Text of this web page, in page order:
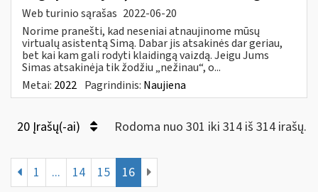
Web turinio sąrašas 2022-06-20
Norime pranešti, kad neseniai atnaujinome mūsų
virtualų asistentą Simą. Dabar jis atsakinės dar geriau,
bet kai kam gali rodyti klaidingą vaizdą. Jeigu Jums
Simas atsakinėja tik žodžiu „nežinau“, o...
Metai: 2022 Pagrindinis: Naujiena
20 Įrašų(-ai) Rodoma nuo 301 iki 314 iš 314 irašų.
1 ... 14 15 16